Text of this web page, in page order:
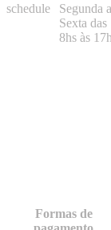
schedule
Segunda a
Sexta das
8hs às
Formas de